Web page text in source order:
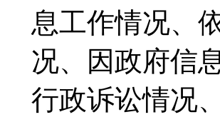
息工作情况、
况、因政府信
行政诉讼情况